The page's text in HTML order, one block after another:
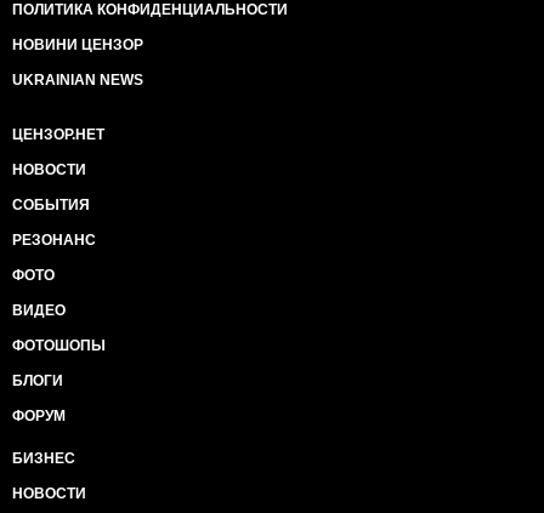
ПОЛИТИКА КОНФИДЕНЦИАЛЬНОСТИ
НОВИНИ ЦЕНЗОР
UKRAINIAN NEWS
ЦЕНЗОР.НЕТ
НОВОСТИ
СОБЫТИЯ
РЕЗОНАНС
ФОТО
ВИДЕО
ФОТОШОПЫ
БЛОГИ
ФОРУМ
БИЗНЕС
НОВОСТИ